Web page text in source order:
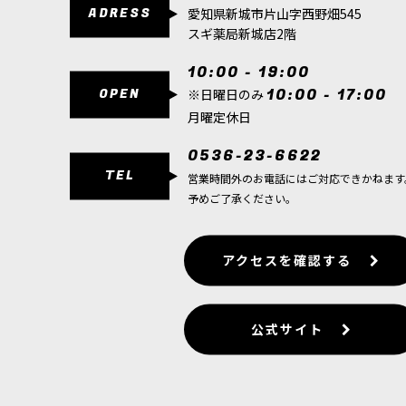
ADRESS
愛知県新城市片山字西野畑545
スギ薬局新城店2階
OPEN
10:00 - 19:00
※日曜日のみ 10:00 - 17:00
月曜定休日
TEL
0536-23-6622
営業時間外のお電話にはご対応できかねま
予めご了承ください。
アクセスを確認する
公式サイト